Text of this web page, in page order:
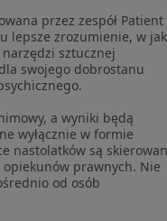
przez zespół Patient
lepsze zrozumienie, w
sztucznej
swojego dobrostanu
a wyniki będą
wyłącznie w formie
nastolatków są
prawnych. Nie
od osób